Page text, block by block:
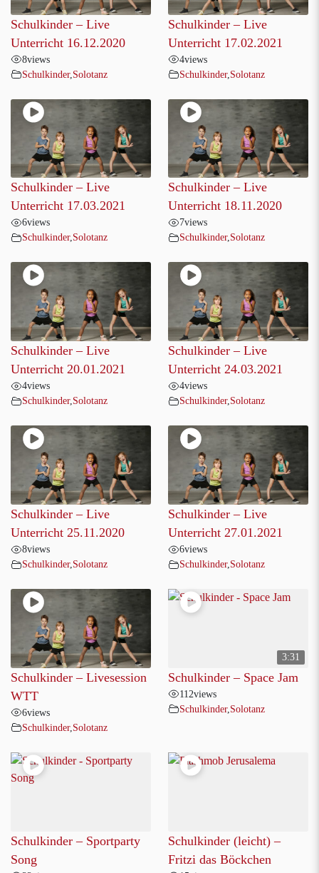
Schulkinder – Live
Unterricht 16.12.2020
8views
Schulkinder, Solotanz
Schulkinder – Live
Unterricht 17.02.2021
4views
Schulkinder, Solotanz
Schulkinder – Live
Unterricht 17.03.2021
6views
Schulkinder,Solotanz
Schulkinder – Live
Unterricht 18.11.2020
7views
Schulkinder,Solotanz
Schulkinder – Live
Unterricht 20.01.2021
4views
Schulkinder, Solotanz
Schulkinder – Live
Unterricht 24.03.2021
4views
Schulkinder, Solotanz
Schulkinder – Live
Unterricht 25.11.2020
8views
Schulkinder, Solotanz
Schulkinder – Live
Unterricht 27.01.2021
6views
Schulkinder, Solotanz
Schulkinder – Livesession
WTT
6views
Schulkinder, Solotanz
3:31
Schulkinder – Space Jam
112views
Schulkinder, Solotanz
Schulkinder – Sportparty
Song
Schulkinder (leicht) –
Fritzi das Böckchen